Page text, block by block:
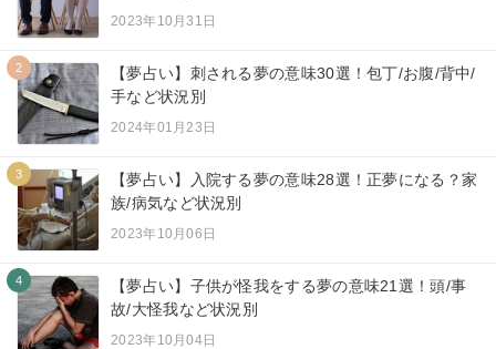
2023年10月31日
2
【夢占い】刺される夢の意味30選！包丁/お腹/背中/
手など状況別
2024年01月23日
3
【夢占い】入院する夢の意味28選！正夢になる？家
族/病気など状況別
2023年10月06日
4
【夢占い】子供が怪我をする夢の意味21選！頭/事
故/大怪我など状況別
2023年10月04日